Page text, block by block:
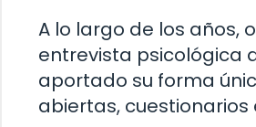
A lo largo de los años,
entrevista psicológica
aportado su forma
abiertas,